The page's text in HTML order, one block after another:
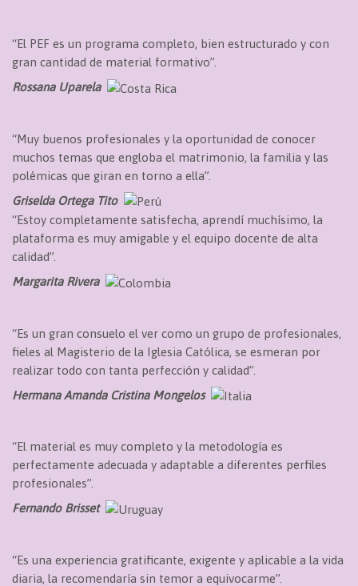
“El PEF es un programa completo, bien estructurado y con
gran cantidad de material formativo”.
Rossana Uparela
“Muy buenos profesionales y la oportunidad de conocer
muchos temas que engloba el matrimonio, la familia y las
polémicas que giran en torno a ella”.
Griselda Ortega Tito
“Estoy completamente satisfecha, aprendí muchísimo, la
plataforma es muy amigable y el equipo docente de alta
calidad”.
Margarita Rivera
“Es un gran consuelo el ver como un grupo de profesionales,
fieles al Magisterio de la Iglesia Católica, se esmeran por
realizar todo con tanta perfección y calidad”.
Hermana Amanda Cristina Mongelos
“El material es muy completo y la metodología es
perfectamente adecuada y adaptable a diferentes perfiles
profesionales”.
Fernando Brisset
“Es una experiencia gratificante, exigente y aplicable a la vida
diaria, la recomendaría sin temor a equivocarme”.